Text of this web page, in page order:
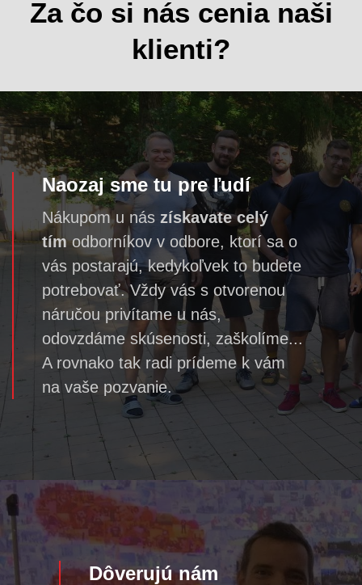
Za čo si nás cenia naši
klienti?
Naozaj sme tu pre ľudí
Nákupom u nás získavate celý
tímodborníkov v odbore, ktorí sa o
vás postarajú, kedykoľvek to budete
potrebovať. Vždy vás s otvorenou
náručou privítame u nás,
odovzdáme skúsenosti, zaškolíme...
A rovnako tak radi prídeme k vám
na vaše pozvanie.
Dôverujú nám